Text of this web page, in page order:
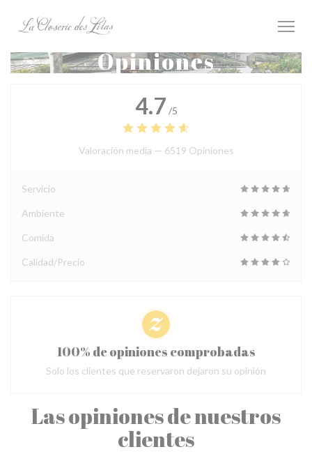
Opiniones
Las opiniones de nuestros
clientes
4.7 /5
Valoración media — 6519 Opiniones
Servicio
Ambiente
Comida
Calidad/Precio
100% de opiniones comprobadas
Solo los clientes que reservaron dejaron su opinión